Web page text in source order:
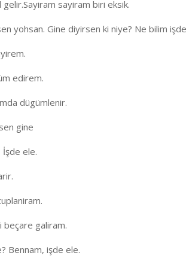
gelir.Sayiram sayiram biri eksik.
yohsan. Gine diyirsen ki niye? Ne bilim
edirem.
dügümlenir.
gine
İşde ele.
beçare galiram.
Bennam, işde ele.